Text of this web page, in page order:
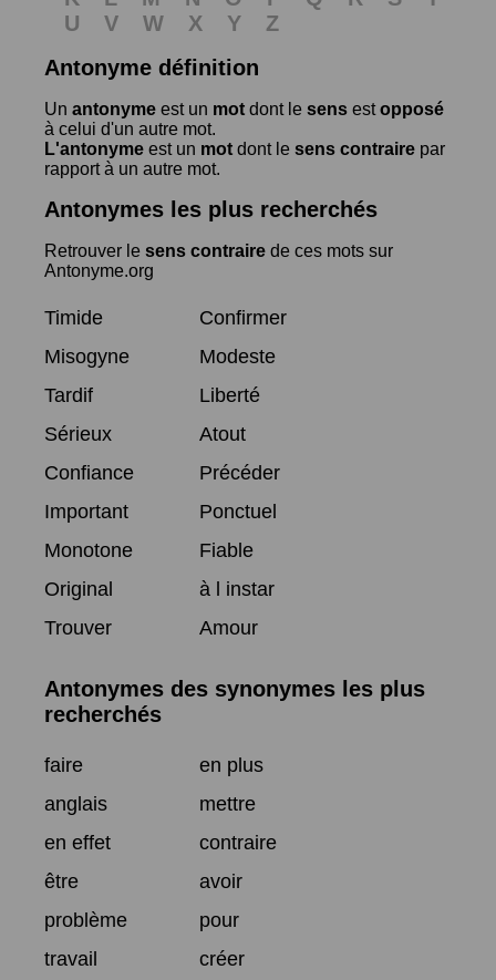
U
V W X Y
Z
Antonyme définition
Un antonyme est un mot dont le sens estopposé
à celui d'un autre mot.
L'antonyme est un mot dont le sens contraire par
rapport à un autre mot.
Antonymes les plus recherchés
Retrouver le sens contraire de ces mots sur
Antonyme.org
Timide
Confirmer
Misogyne
Modeste
Tardif
Liberté
Sérieux
Atout
Confiance
Précéder
Important
Ponctuel
Monotone
Fiable
Original
à l instar
Trouver
Amour
Antonymes des synonymes les plus
recherchés
faire
en plus
anglais
mettre
en effet
contraire
être
avoir
problème
pour
travail
créer